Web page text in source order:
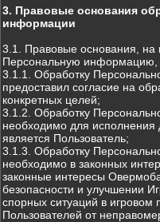
3. Правовые основания
информации
3.1. Правовые основания, на
Персональную информацию,
3.1.1. Обработку
предоставил согласие на
конкретных целей;
3.1.2. Обработку
необходимо для исполнения
является Пользователь;
3.1.3. Обработку
необходимо в законных
законные интересы
безопасности и улучшении
спорных ситуаций в
Пользователей от